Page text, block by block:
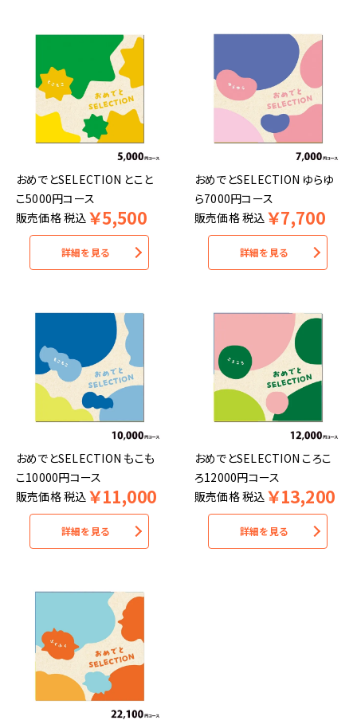
おめでとSELECTION とこと
こ5000円コース
販売価格税込 ￥5,500
詳細を見る
おめでとSELECTION ゆらゆ
ら7000円コース
販売価格税込 ￥7,700
詳細を見る
おめでとSELECTION もこも
こ10000円コース
販売価格税込 ￥11,000
詳細を見る
おめでとSELECTION ころこ
ろ12000円コース
販売価格税込 ￥13,200
詳細を見る